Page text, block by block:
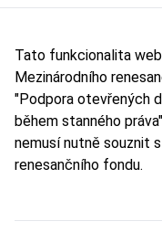
Tato funkcionalita
Mezinárodního
"Podpora otevřených
během stanného
nemusí nutně souznit
renesančního fondu.